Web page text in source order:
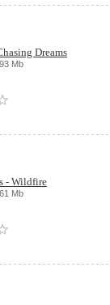
Dreams
Mb
- Wildfire
Mb